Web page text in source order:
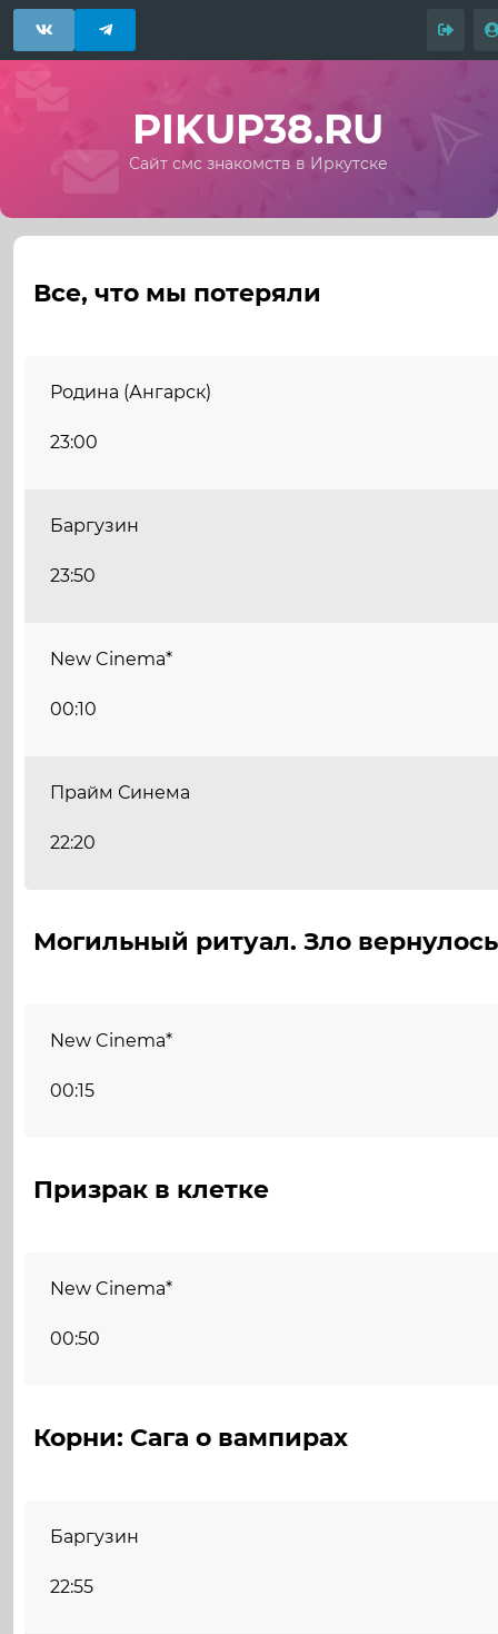
PIKUP38.RU
Сайт смс знакомств в Иркутске
Все, что мы потеряли
Родина (Ангарск)
23:00
Баргузин
23:50
New Cinema*
00:10
Прайм Синема
22:20
Могильный ритуал. Зло вернулось
New Cinema*
00:15
Призрак в клетке
New Cinema*
00:50
Корни: Сага о вампирах
Баргузин
22:55